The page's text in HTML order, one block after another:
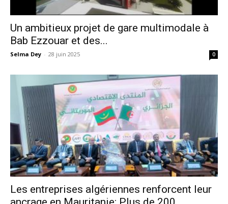
Un ambitieux projet de gare multimodale à
Bab Ezzouar et des...
Selma Dey - 28 juin 2025 0
Les entreprises algériennes renforcent leur